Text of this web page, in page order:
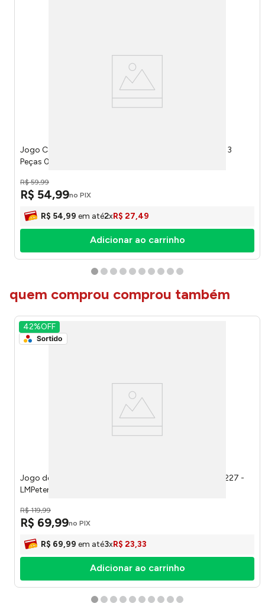
Jogo Cama Casal Doce Vida Cali Azul Profundo 30cm 3
Peças 0310309CLAZP - Portallar
R$ 59,99
R$ 54,99no PIX
R$ 54,99 em até2xR$ 27,49
Adicionar ao carrinho
quem comprou comprou também
42%OFF
Jogo de Cama Casal 100% Poliéster Sortido 3 Peças 1227 -
LMPeter
R$ 119,99
R$ 69,99no PIX
R$ 69,99 em até3xR$ 23,33
Adicionar ao carrinho